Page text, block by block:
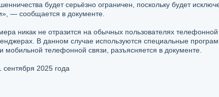
будет серьёзно ограничен, поскольку будет
— сообщается в документе.
никак не отразится на обычных пользователях
В данном случае используются специальные
мобильной телефонной связи, разъясняется в документе.
сентября 2025 года